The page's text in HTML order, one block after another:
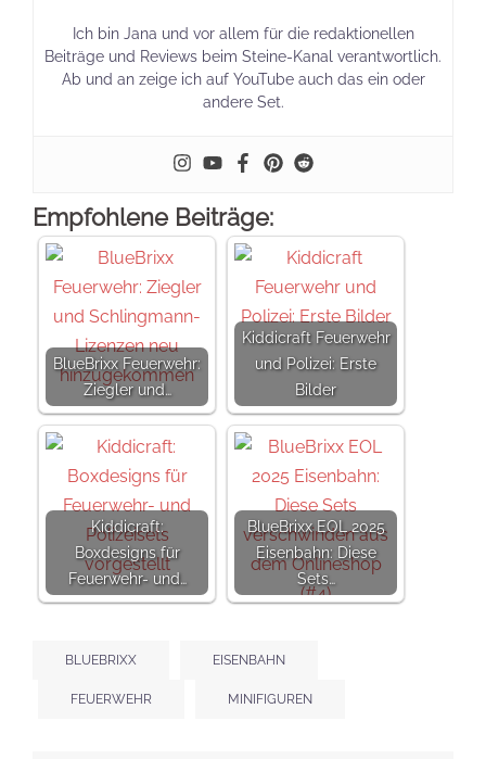
Ich bin Jana und vor allem für die redaktionellen
Beiträge und Reviews beim Steine-Kanal verantwortlich.
Ab und an zeige ich auf YouTube auch das ein oder
andere Set.
Empfohlene Beiträge:
BlueBrixx Feuerwehr:
Ziegler und…
Kiddicraft Feuerwehr
und Polizei: Erste
Bilder
Kiddicraft:
Boxdesigns für
Feuerwehr- und…
BlueBrixx EOL 2025
Eisenbahn: Diese
Sets…
BLUEBRIXX EISENBAHN
FEUERWEHR MINIFIGUREN